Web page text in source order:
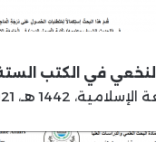
النخعي في الكتب
م (بحث مكمل للدكتوراه).